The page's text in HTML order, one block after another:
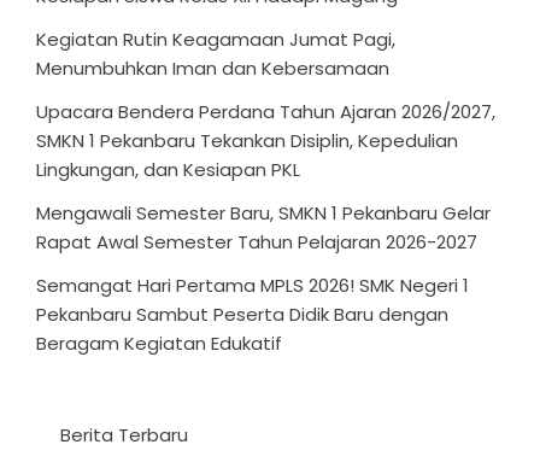
Kegiatan Rutin Keagamaan Jumat Pagi,
Menumbuhkan Iman dan Kebersamaan
Upacara Bendera Perdana Tahun Ajaran 2026/2027,
SMKN 1 Pekanbaru Tekankan Disiplin, Kepedulian
Lingkungan, dan Kesiapan PKL
Mengawali Semester Baru, SMKN 1 Pekanbaru Gelar
Rapat Awal Semester Tahun Pelajaran 2026-2027
Semangat Hari Pertama MPLS 2026! SMK Negeri 1
Pekanbaru Sambut Peserta Didik Baru dengan
Beragam Kegiatan Edukatif
Berita Terbaru